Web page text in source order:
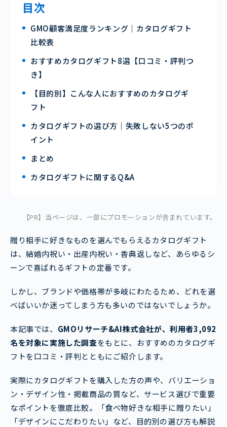
目次
GMO顧客満足度ランキング｜カタログギフト
比較表
おすすめカタログギフト8選【口コミ・評判つ
き】
【目的別】こんな人におすすめのカタログギ
フト
カタログギフトの選び方｜失敗しない5つのポ
イント
まとめ
カタログギフトに関するQ&A
【PR】当ページは、一部にプロモーションが含まれています。
贈り相手に好きなものを選んでもらえるカタログギフト
は、結婚内祝い・出産内祝い・香典返しなど、あらゆるシ
ーンで喜ばれるギフトの定番です。
しかし、ブランドや価格帯が多岐にわたるため、どれを選
べばいいか迷ってしまう方も多いのではないでしょうか。
本記事では、 GMOリサーチ&AI株式会社が、利用者3,092
名を対象に実施した調査をもとに、おすすめのカタログギ
フトを口コミ・評判とともにご紹介します。
実際にカタログギフトを購入した方の声や、バリエーショ
ン・デザイン性・掲載商品の質など、サービス選びで重要
なポイントを徹底比較。「食べ物好きな相手に贈りたい」
「デザインにこだわりたい」など、目的別の選び方も解説